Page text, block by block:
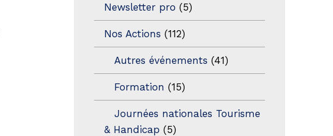
Newsletter pro (5)
Nos Actions (112)
Autres événements (41)
Formation (15)
Journées nationales Tourisme
& Handicap (5)